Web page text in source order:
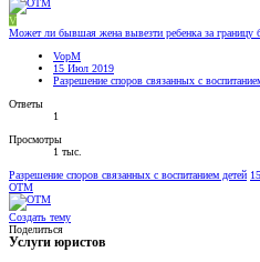
V
Может ли бывшая жена вывезти ребенка за границу
VopM
15 Июл 2019
Разрешение споров связанных с
Ответы
1
Просмотры
1 тыс.
Разрешение споров связанных с воспитанием детей
OTM
Создать тему
Поделиться
Услуги юристов